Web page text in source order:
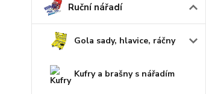
Ruční nářadí
Gola sady, hlavice, ráčny
Kufry a brašny s nářadím